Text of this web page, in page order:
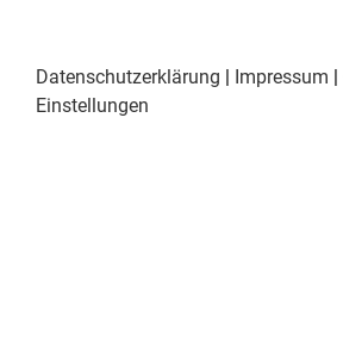
Datenschutzerklärung | Impressum |
Einstellungen